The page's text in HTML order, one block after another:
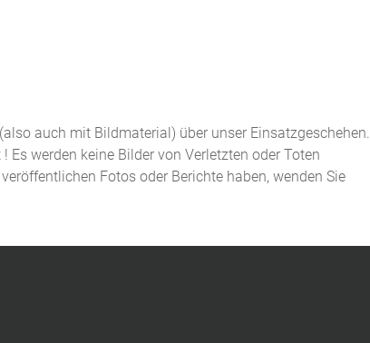
auch mit Bildmaterial) über unser Einsatzgeschehen.
werden keine Bilder von Verletzten oder Toten
Fotos oder Berichte haben, wenden Sie